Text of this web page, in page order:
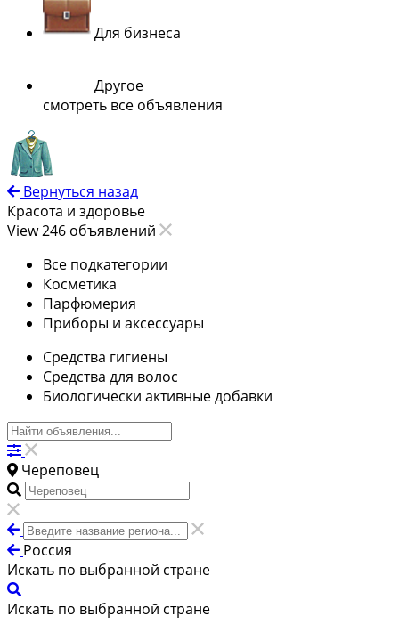
Для бизнеса
Другое
смотреть все объявления
Вернуться назад
Красота и здоровье
View 246 объявлений
Все подкатегории
Косметика
Парфюмерия
Приборы и аксессуары
Средства гигиены
Средства для волос
Биологически активные добавки
Череповец
Россия
Искать по выбранной стране
Искать по выбранной стране